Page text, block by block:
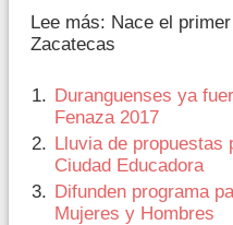
Lee más: Nace el
Zacatecas
Duranguenses ya
Fenaza 2017
Lluvia de propuestas
Ciudad Educadora
Difunden programa
Mujeres y Hombres